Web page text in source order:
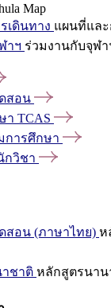
Map
เดินทาง แผนที่และ
าฯ ร่วมงานกับจุฬา
สอน
า TCAS
การศึกษา
กวิชา
สอน (ภาษาไทย) ห
ชาติ หลักสูตรนาน